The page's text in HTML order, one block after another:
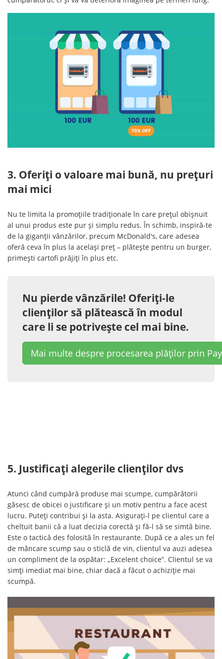
3. Oferiți o valoare mai bună, nu prețuri
mai mici
Nu te limita la promoțiile tradiționale în care prețul obișnuit
al unui produs este pur și simplu redus. În schimb, inspiră-te
de la giganții vânzărilor, precum McDonald's, care adesea
oferă ceva în plus la același preț – plătește pentru un burger,
primești cartofi prăjiți în plus etc.
Nu pierde vânzările! Oferiți-le
clienților să plătească în modul
care li se potrivește cel mai bine.
Mai multe despre procesarea plăților prin
5. Justificați alegerile clienților dvs
Atunci când cumpără produse mai scumpe, cumpărătorii
găsesc de obicei o justificare și un motiv pentru a face acest
lucru. Puteți contribui și la asta. Asigurați-l pe clientul care a
cheltuit banii că a luat decizia corectă și fă-l să se simtă bine.
Este o tactică des folosită în restaurante. După ce a ales un fel
de mâncare scump sau o sticlă de vin, clientul va auzi adesea
un compliment de la ospătar: „Excelent choice”. Clientul se va
simți imediat mai bine, chiar dacă a făcut o achiziție mai
scumpă.